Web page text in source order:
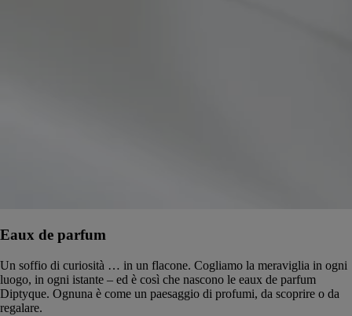
Eaux de parfum
Un soffio di curiosità … in un flacone. Cogliamo la meraviglia in ogni
luogo, in ogni istante – ed è così che nascono le eaux de parfum
Diptyque. Ognuna è come un paesaggio di profumi, da scoprire o da
regalare.